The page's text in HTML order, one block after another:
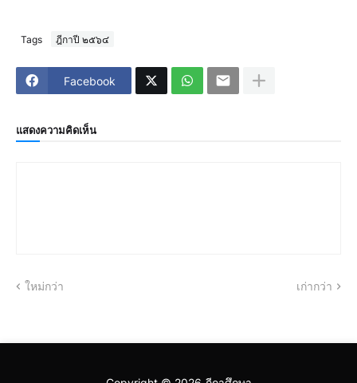
Tags ฎีกาปี ๒๕๖๔
Facebook
แสดงความคิดเห็น
ใหม่กว่า เก่ากว่า